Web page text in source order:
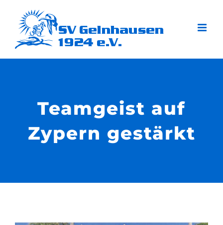
Inhalt
springen
Teamgeist auf
Zypern gestärkt